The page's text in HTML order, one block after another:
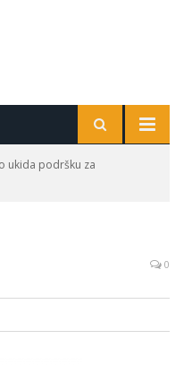
ukida podršku za
0